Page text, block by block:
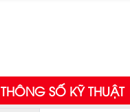
THÔNG SỐ KỸ THUẬT